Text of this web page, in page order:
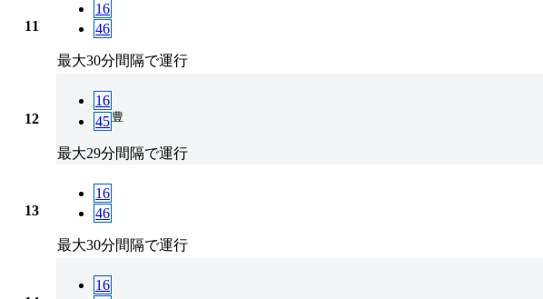
11
16
46
最大30分間隔で運行
12
16
45 豊
最大29分間隔で運行
13
16
46
最大30分間隔で運行
16